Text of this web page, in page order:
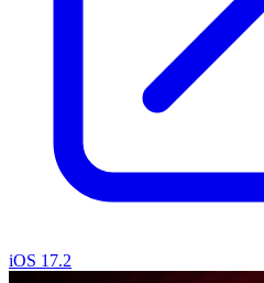
iOS 17.2